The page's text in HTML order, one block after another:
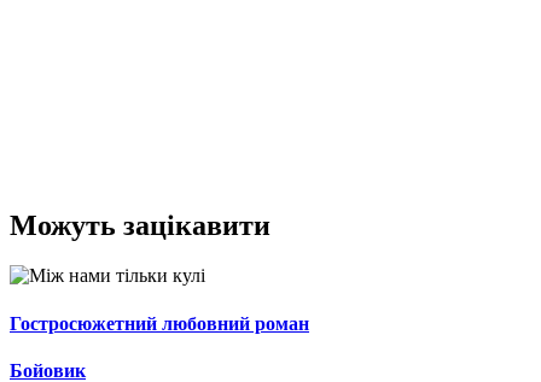
Можуть зацікавити
Гостросюжетний любовний роман
Бойовик